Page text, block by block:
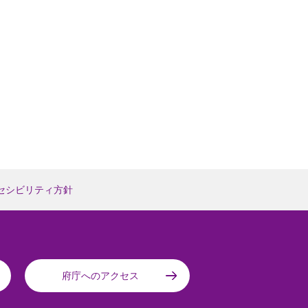
シビリティ方針
府庁へのアクセス